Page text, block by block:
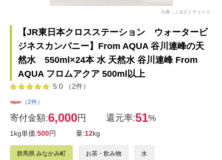
出典：ふるさとチョイス
【JR東日本クロスステーション ウォータービ
ジネスカンパニー】From AQUA 谷川連峰の天
然水 550ml×24本 水 天然水 谷川連峰 From
AQUA フロムアクア 500ml以上
5.0 （2件）
（2件）
寄付金額:6,000円 還元率:51%
1kg単価:500円 量:12kg
群馬県 みなかみ町 お茶・飲み物 水